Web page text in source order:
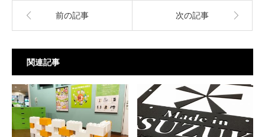
前の記事 次の記事
関連記事